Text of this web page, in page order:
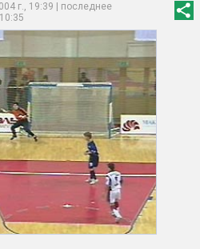
г., 19:39 | последнее